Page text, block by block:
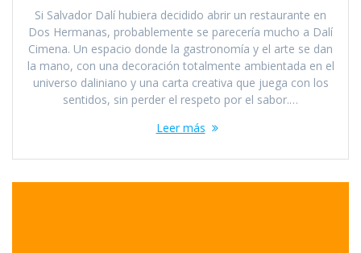
Si Salvador Dalí hubiera decidido abrir un restaurante en
Dos Hermanas, probablemente se parecería mucho a Dalí
Cimena. Un espacio donde la gastronomía y el arte se dan
la mano, con una decoración totalmente ambientada en el
universo daliniano y una carta creativa que juega con los
sentidos, sin perder el respeto por el sabor.…
Leer más